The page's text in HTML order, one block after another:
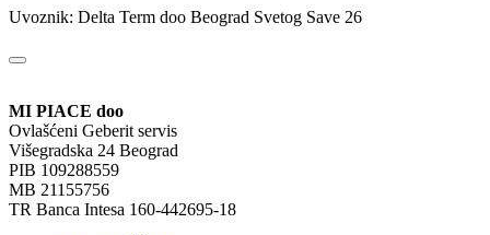
Uvoznik: Delta Term doo Beograd Svetog Save 26
MI PIACE doo
Ovlašćeni Geberit servis
Višegradska 24 Beograd
PIB 109288559
MB 21155756
TR Banca Intesa 160-442695-18